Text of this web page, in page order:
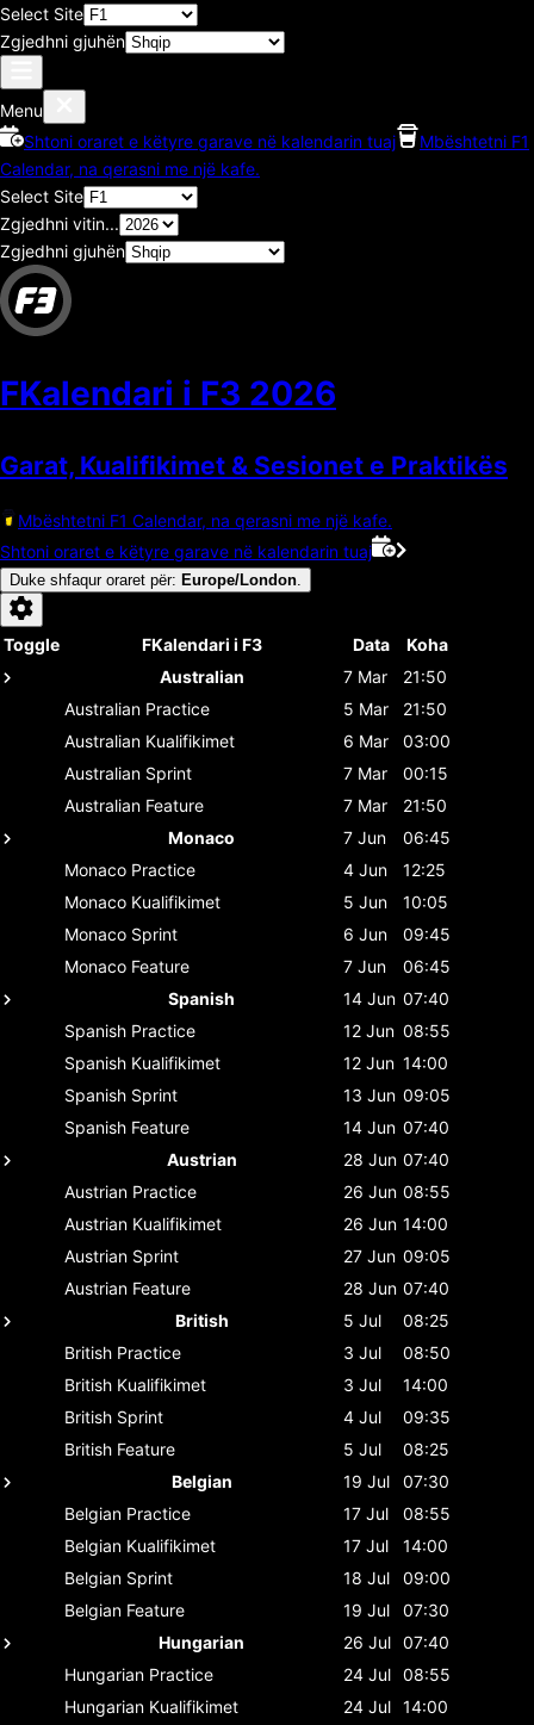
Select Site
Zgjedhni gjuhën
Menu
Shtoni oraret e këtyre garave në kalendarin tuaj
Mbështetni F1
Calendar, na qerasni me një kafe.
Select Site
Zgjedhni vitin...
Zgjedhni gjuhën
FKalendari i F3 2026
Garat, Kualifikimet & Sesionet e Praktikës
Mbështetni F1 Calendar, na qerasni me një kafe.
Shtoni oraret e këtyre garave në kalendarin tuaj
Duke shfaqur oraret për: Europe/London
Toggle FKalendari i F3 Data
Koha
Australian
7 Mar
21:50
Australian Practice 5 Mar
21:50
Australian Kualifikimet 6 Mar
03:00
Australian Sprint 7 Mar
00:15
Australian Feature 7 Mar
21:50
Monaco
7 Jun
06:45
Monaco Practice 4 Jun
12:25
Monaco Kualifikimet 5 Jun
10:05
Monaco Sprint 6 Jun
09:45
Monaco Feature 7 Jun
06:45
Spanish
14 Jun 07:40
Spanish Practice 12 Jun 08:55
Spanish Kualifikimet 12 Jun 14:00
Spanish Sprint 13 Jun 09:05
Spanish Feature 14 Jun 07:40
Austrian
28 Jun 07:40
Austrian Practice 26 Jun 08:55
Austrian Kualifikimet 26 Jun 14:00
Austrian Sprint 27 Jun 09:05
Austrian Feature 28 Jun 07:40
British
5 Jul
08:25
British Practice 3 Jul
08:50
British Kualifikimet 3 Jul
14:00
British Sprint 4 Jul
09:35
British Feature 5 Jul
08:25
Belgian
19 Jul
07:30
Belgian Practice 17 Jul
08:55
Belgian Kualifikimet 17 Jul
14:00
Belgian Sprint 18 Jul
09:00
Belgian Feature 19 Jul
07:30
Hungarian
26 Jul 07:40
Hungarian Practice 24 Jul 08:55
Hungarian Kualifikimet 24 Jul 14:00